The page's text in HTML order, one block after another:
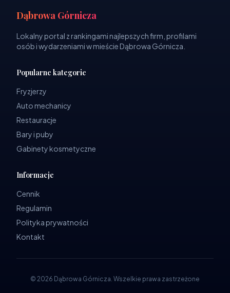
Dąbrowa Górnicza
Lokalny portal z rankingami najlepszych firm, profilami
osób i wydarzeniami w mieście Dąbrowa Górnicza.
Popularne kategorie
Fryzjerzy
Auto mechanicy
Restauracje
Bary i puby
Gabinety kosmetyczne
Informacje
Cennik
Regulamin
Polityka prywatności
Kontakt
© 2026 Dąbrowa Górnicza. Wszelkie prawa zastrzeżone